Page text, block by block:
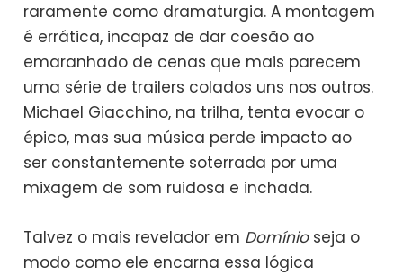
raramente como dramaturgia. A montagem
é errática, incapaz de dar coesão ao
emaranhado de cenas que mais parecem
uma série de trailers colados uns nos outros.
Michael Giacchino, na trilha, tenta evocar o
épico, mas sua música perde impacto ao
ser constantemente soterrada por uma
mixagem de som ruidosa e inchada.
Talvez o mais revelador em Domínioseja o
modo como ele encarna essa lógica